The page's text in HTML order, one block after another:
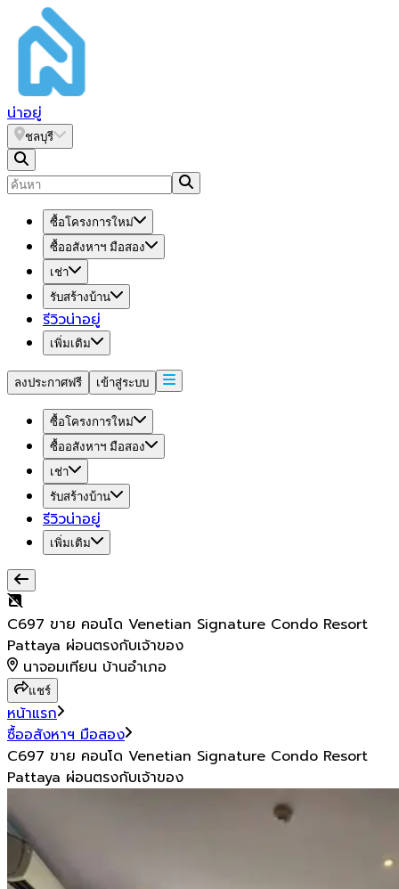
น่าอยู่
ชลบุรี
ซื้อโครงการใหม่
ซื้ออสังหาฯ มือสอง
เช่า
รับสร้างบ้าน
รีวิวน่าอยู่
เพิ่มเติม
ลงประกาศฟรี เข้าสู่ระบบ
ซื้อโครงการใหม่
ซื้ออสังหาฯ มือสอง
เช่า
รับสร้างบ้าน
รีวิวน่าอยู่
เพิ่มเติม
C697 ขาย คอนโด Venetian Signature Condo Resort
Pattaya ผ่อนตรงกับเจ้าของ
นาจอมเทียน บ้านอำเภอ
แชร์
หน้าแรก
ซื้ออสังหาฯ มือสอง
C697 ขาย คอนโด Venetian Signature Condo Resort
Pattaya ผ่อนตรงกับเจ้าของ